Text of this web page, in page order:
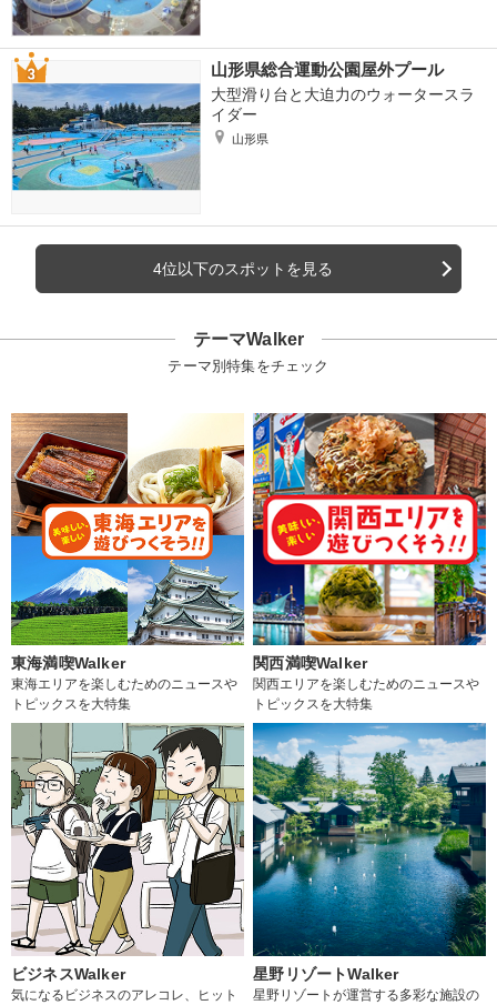
山形県総合運動公園屋外プール
大型滑り台と大迫力のウォータースラ
イダー
山形県
4位以下のスポットを見る
テーマWalker
テーマ別特集をチェック
東海満喫Walker
東海エリアを楽しむためのニュースや
トピックスを大特集
関西満喫Walker
関西エリアを楽しむためのニュースや
トピックスを大特集
ビジネスWalker
気になるビジネスのアレコレ、ヒット
星野リゾートWalker
星野リゾートが運営する多彩な施設の